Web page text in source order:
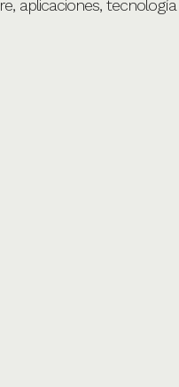
aplicaciones,